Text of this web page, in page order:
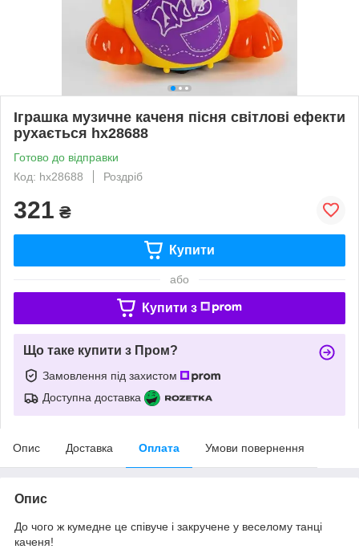
Іграшка музичне каченя пісня світлові ефекти
рухається hx28688
Готово до відправки
Код: hx28688
Роздріб
321 ₴
Купити
або
Купити з
Що таке купити з Пром?
Замовлення під захистом
Доступна доставка
Опис Доставка Оплата Умови повернення
Опис
До чого ж кумедне це співуче і закручене у веселому танці
каченя!